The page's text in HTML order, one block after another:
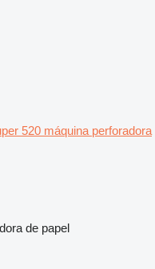
520 máquina perforadora
de papel